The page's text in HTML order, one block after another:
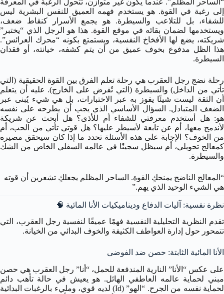
إلى رغبة في القوة. هو يستخدم فهمه العميق للنفس البشرية ليس
للشفاء، بل للتلاعب والسيطرة. هو يجمع الأسرار كنقاط ضعف،
ويستخدمها لضمان بقائه في موقع القوة. هذا هو الرجل الذي “يختبر”
شريكته، يضع لها الأفخاخ النفسية، ويستمتع بكونه “محرك العرائس”.
هذا الظل مدفوع بخوف عميق من أن يتم كشفه، خيانته، أو فقدان
السيطرة.
رحلة نضج رجل العقرب هي رحلة تعلم الفرق بين القوة الحقيقية (التي
تأتي من الداخل) والسيطرة (التي تُفرض على الخارج). عليه أن يتعلم
أن الثقة ليست شيئًا يفوز به عبر الاختبارات، بل هي شيء يُبنى عبر
الضعف المتبادل. السؤال الأساسي الذي يجب أن يطرحه على نفسه
هو: هل أستخدم معرفتي للشفاء أم للأذى؟ هل أبحث عن شريكة
لأندمج معها، أم عن تابعة لأسيطر عليها؟ هل قوتي تأتي من الحب، أم
من الخوف؟ الإجابة على هذه الأسئلة تحدد ما إذا كان سيحقق مصيره
كمعالج تحويلي، أم سيظل سجينًا في عالمه السفلي الخاص من الشك
والسيطرة.
“المعالج الناضج يمنحكِ القوة. الساحر المظلم يجعلكِ تشعرين أن قوته
هي الشيء الوحيد الذي يهم.”
نظرة نفسية: آليات الدفاع وديناميكيات الأنا المائية 🧠
تقدم النظرية التحليلية النفسية فهمًا عميقًا لنفسية رجل العقرب، التي
تتمحور حول إدارة العواطف الكثيفة والخوف البدائي من الخيانة.
الأنا المائية الثابتة: حصن ضد الفوضى
على عكس “الأنا” النارية المندفعة للحمل، “أنا” رجل العقرب هي حصن
مبني لحماية عالمه العاطفي الهائل. هو يعيش في حالة تأهب دائم
لحماية نفسه من الجرح. “الهو” (Id) لديه قوي، ومليء بالرغبات البدائية